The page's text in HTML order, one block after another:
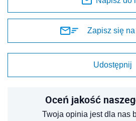
Zapisz się
Udostępnij
Oceń jakość
Twoja opinia jest dla nas